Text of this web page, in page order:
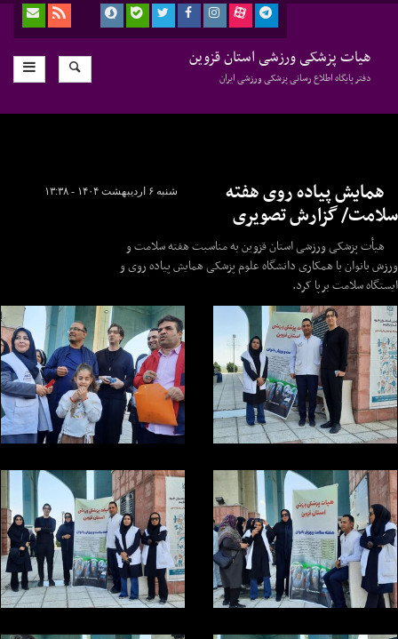
هیات پزشکی ورزشی استان قزوین
دفتر پایگاه اطلاع رسانی پزشکی ورزشی ایران
شنبه ۶ اردیبهشت ۱۴۰۴ - ۱۳:۳۸ همایش پیاده روی هفته
سلامت/ گزارش تصویری
هیأت پزشکی ورزشی استان قزوین به مناسبت هفته سلامت و
ورزش بانوان با همکاری دانشگاه علوم پزشکی همایش پیاده روی و
ایستگاه سلامت برپا کرد.